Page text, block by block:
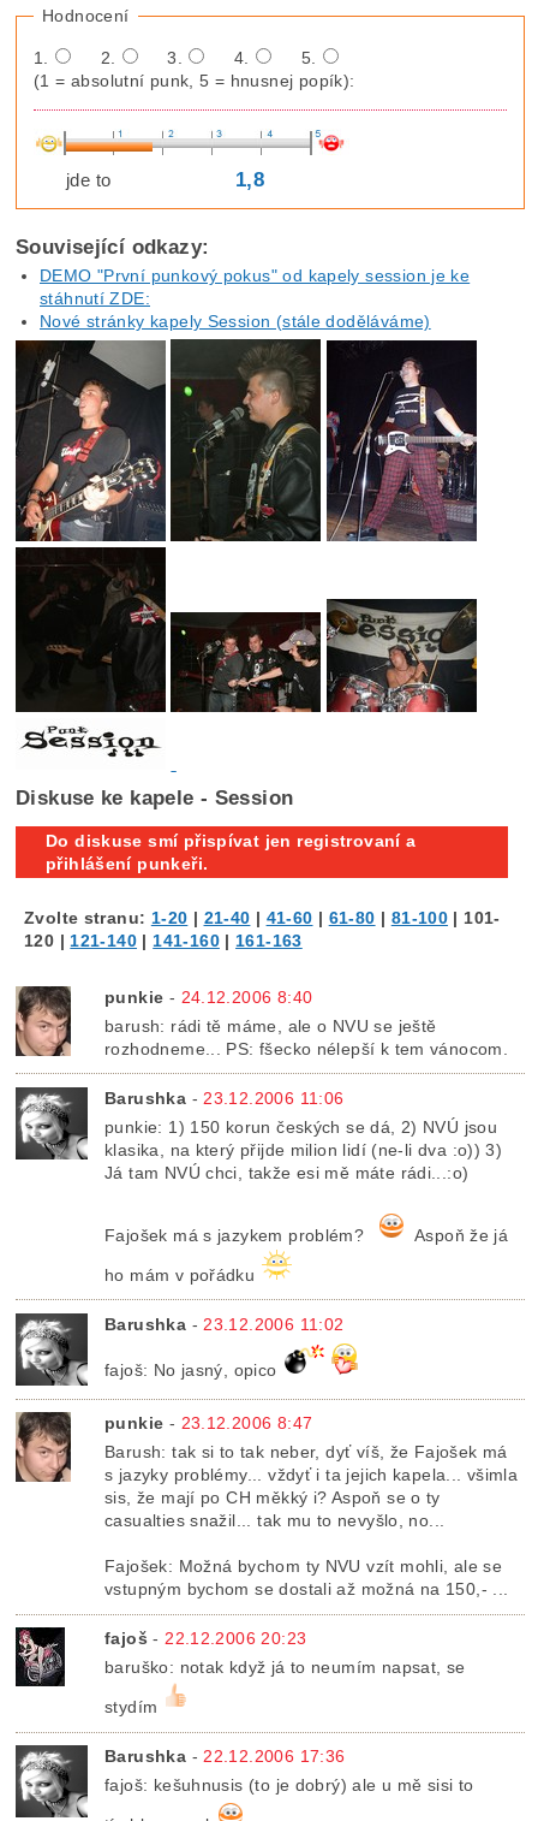
Hodnocení
1. 2. 3. 4.
5.
(1 = absolutní punk, 5 = hnusnej popík):
jde to 1,8
Související odkazy:
DEMO "První punkový pokus" od kapely session je ke
stáhnutí ZDE:
Nové stránky kapely Session (stále doděláváme)
Diskuse ke kapele - Session
Do diskuse smí přispívat jen registrovaní a
přihlášení punkeři.
Zvolte stranu: 1-20 | 21-40 | 41-60 | 61-80 | 81-100 | 101-
120 | 121-140 | 141-160| 161-163
punkie - 24.12.2006 8:40
barush: rádi tě máme, ale o NVU se ještě
rozhodneme... PS: fšecko nélepší k tem vánocom.
Barushka - 23.12.2006 11:06
punkie: 1) 150 korun českých se dá, 2) NVÚ jsou
klasika, na který přijde milion lidí (ne-li dva :o)) 3)
Já tam NVÚ chci, takže esi mě máte rádi...:o)
Fajošek má s jazykem problém? Aspoň že já
ho mám v pořádku
Barushka - 23.12.2006 11:02
fajoš: No jasný, opico
punkie - 23.12.2006 8:47
Barush: tak si to tak neber, dyť víš, že Fajošek má
s jazyky problémy... vždyť i ta jejich kapela... všimla
sis, že mají po CH měkký i? Aspoň se o ty
casualties snažil... tak mu to nevyšlo, no...
Fajošek: Možná bychom ty NVU vzít mohli, ale se
vstupným bychom se dostali až možná na 150,- ...
fajoš - 22.12.2006 20:23
baruško: notak když já to neumím napsat, se
stydím
Barushka -22.12.2006 17:36
fajoš: kešuhnusis (to je dobrý) ale u mě sisi to